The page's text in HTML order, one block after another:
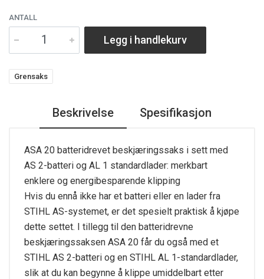
ANTALL
Legg i handlekurv
Grensaks
Beskrivelse Spesifikasjon
ASA 20 batteridrevet beskjæringssaks i sett med
AS 2-batteri og AL 1 standardlader: merkbart
enklere og energibesparende klipping
Hvis du ennå ikke har et batteri eller en lader fra
STIHL AS-systemet, er det spesielt praktisk å kjøpe
dette settet. I tillegg til den batteridrevne
beskjæringssaksen ASA 20 får du også med et
STIHL AS 2-batteri og en STIHL AL 1-standardlader,
slik at du kan begynne å klippe umiddelbart etter